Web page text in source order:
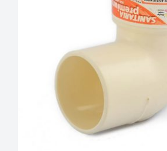
Plastigama